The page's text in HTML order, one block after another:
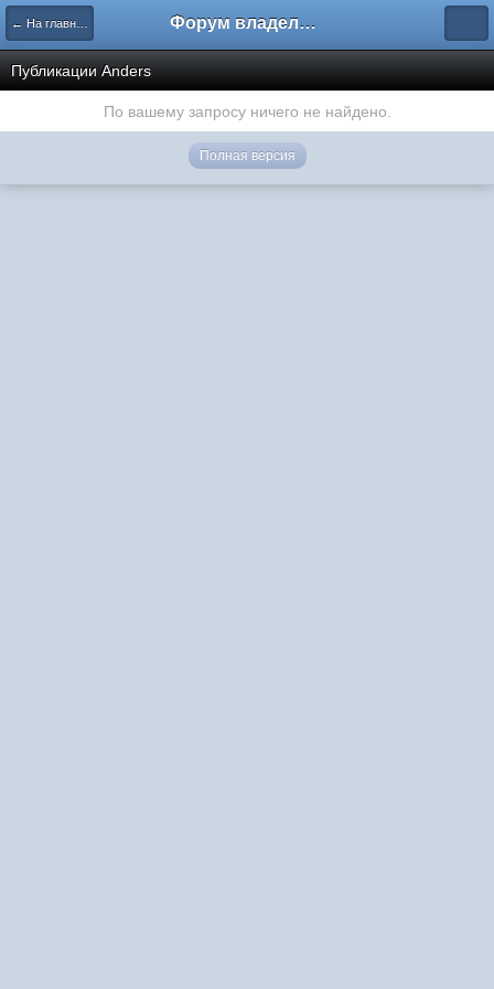
← На главную Форум владельцев интернет-магазинов
Публикации Anders
По вашему запросу ничего не найдено.
Полная версия